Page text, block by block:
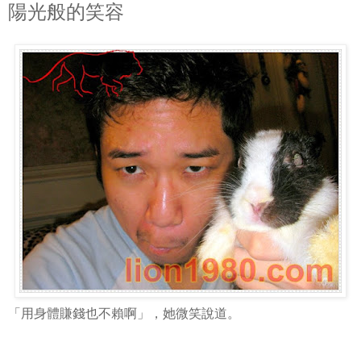
陽光般的笑容
「用身體賺錢也不賴啊」，她微笑說道。